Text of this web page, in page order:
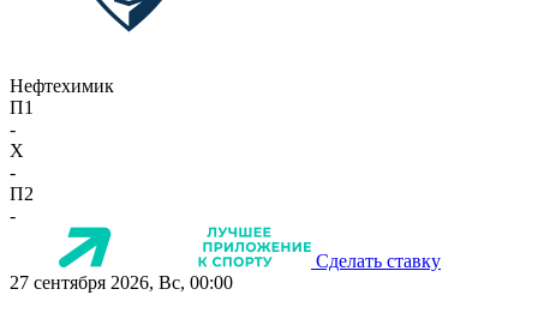
Нефтехимик
П1
-
X
-
П2
-
Сделать ставку
27 сентября 2026, Вс, 00:00